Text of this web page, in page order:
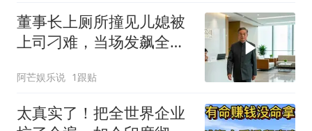
董事长上厕所撞见儿媳被
上司刁难，当场发飙全场
阿芒娱乐说 1跟贴
太真实了！把全世界企业